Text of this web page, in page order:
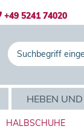
+49 5241 74020
HEBEN
HALBSCHUHE